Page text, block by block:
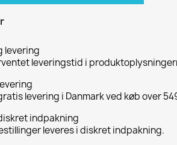
levering
leveringstid i
levering i Danmark ved køb over
indpakning
leveres i diskret indpakning.